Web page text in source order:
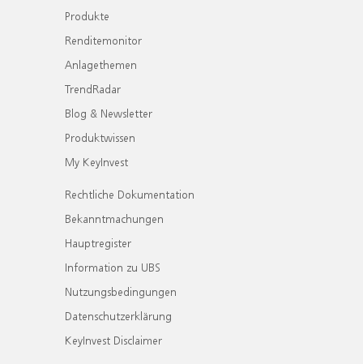
Produkte
Renditemonitor
Anlagethemen
TrendRadar
Blog & Newsletter
Produktwissen
My KeyInvest
Rechtliche Dokumentation
Bekanntmachungen
Hauptregister
Information zu UBS
Nutzungsbedingungen
Datenschutzerklärung
KeyInvest Disclaimer